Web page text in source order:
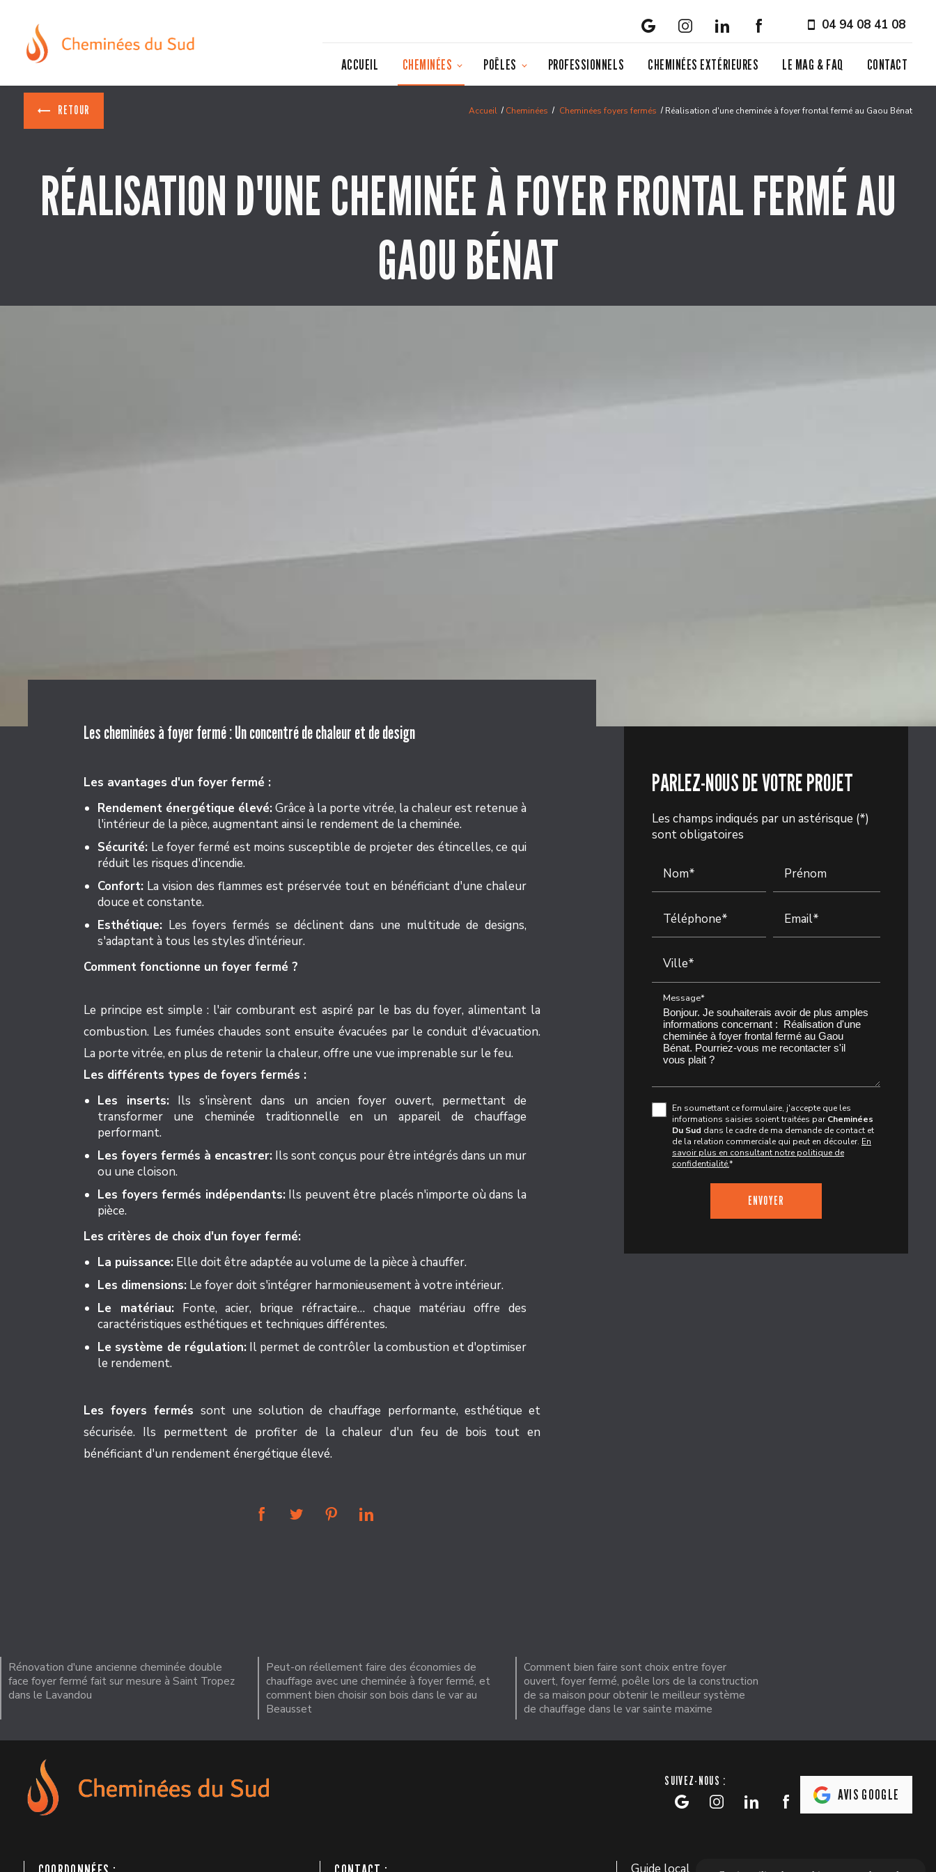
04 94 08 41 08
ACCUEIL CHEMINÉES POÊLES PROFESSIONNELS CHEMINÉES EXTÉRIEURES LE MAG & FAQ CONTACT
Accueil Cheminées Cheminées foyers fermés Réalisation d'une cheminée à foyer frontal fermé au Gaou Bénat
RETOUR
RÉALISATION D'UNE CHEMINÉE À FOYER FRONTAL FERMÉ AU
GAOU BÉNAT
Les cheminées à foyer fermé : Un concentré de chaleur et de design
Les avantages d'un foyer fermé :
Rendement énergétique élevé:Grâce à la porte vitrée, la chaleur est retenue à
l'intérieur de la pièce, augmentant ainsi le rendement de la cheminée.
Sécurité: Le foyer fermé est moins susceptible de projeter des étincelles, ce qui
réduit les risques d'incendie.
Confort: La vision des flammes est préservée tout en bénéficiant d'une chaleur
douce et constante.
Esthétique: Les foyers fermés se déclinent dans une multitude de designs,
s'adaptant à tous les styles d'intérieur.
Comment fonctionne un foyer fermé ?
Le principe est simple : l'air comburant est aspiré par le bas du foyer, alimentant la
combustion. Les fumées chaudes sont ensuite évacuées par le conduit d'évacuation.
La porte vitrée, en plus de retenir la chaleur, offre une vue imprenable sur le feu.
Les différents types de foyers fermés :
Les inserts: Ils s'insèrent dans un ancien foyer ouvert, permettant de
transformer une cheminée traditionnelle en un appareil de chauffage
performant.
Les foyers fermés à encastrer: Ils sont conçus pour être intégrés dans un mur
ou une cloison.
Les foyers fermés indépendants:Ils peuvent être placés n'importe où dans la
pièce.
Les critères de choix d'un foyer fermé:
La puissance: Elle doit être adaptée au volume de la pièce à chauffer.
Les dimensions: Le foyer doit s'intégrer harmonieusement à votre intérieur.
Le matériau:Fonte, acier, brique réfractaire… chaque matériau offre des
caractéristiques esthétiques et techniques différentes.
Le système de régulation:Il permet de contrôler la combustion et d'optimiser
le rendement.
Les foyers fermés sont une solution de chauffage performante, esthétique et
sécurisée. Ils permettent de profiter de la chaleur d'un feu de bois tout en
bénéficiant d'un rendement énergétique élevé.
PARLEZ-NOUS DE VOTRE PROJET
Les champs indiqués par un astérisque (*)
sont obligatoires
Nom* Prénom
Téléphone* Email*
Ville*
Message*
En soumettant ce formulaire, j'accepte que les
informations saisies soient traitées parCheminées
Du Sud dans le cadre de ma demande de contact et
de la relation commerciale qui peut en découler. En
savoir plus en consultant notre politique de
confidentialité.*
Rénovation d'une ancienne cheminée double
face foyer fermé fait sur mesure à Saint Tropez
dans le Lavandou
Peut-on réellement faire des économies de
chauffage avec une cheminée à foyer fermé, et
comment bien choisir son bois dans le var au
Beausset
Comment bien faire sont choix entre foyer
ouvert, foyer fermé, poêle lors de la construction
de sa maison pour obtenir le meilleur système
de chauffage dans le var sainte maxime
AVIS GOOGLE
SUIVEZ-NOUS :